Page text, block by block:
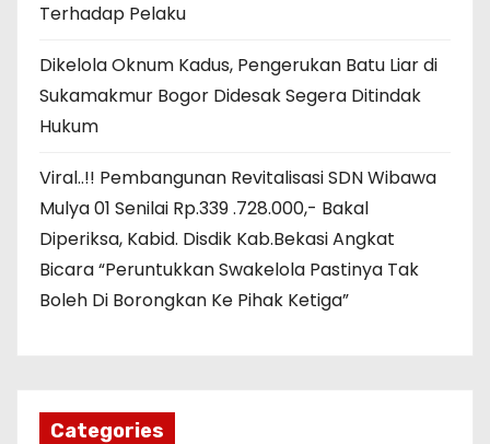
Terhadap Pelaku
Dikelola Oknum Kadus, Pengerukan Batu Liar di
Sukamakmur Bogor Didesak Segera Ditindak
Hukum
Viral..!! Pembangunan Revitalisasi SDN Wibawa
Mulya 01 Senilai Rp.339 .728.000,- Bakal
Diperiksa, Kabid. Disdik Kab.Bekasi Angkat
Bicara “Peruntukkan Swakelola Pastinya Tak
Boleh Di Borongkan Ke Pihak Ketiga”
Categories